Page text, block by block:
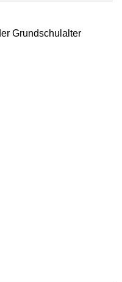
Grundschulalter